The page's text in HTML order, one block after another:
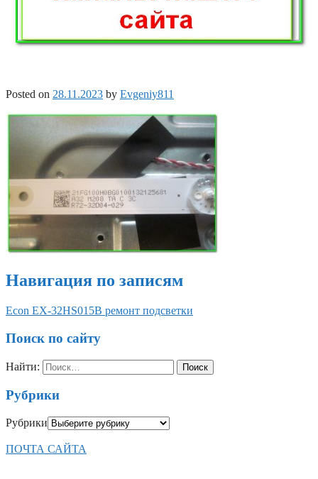
Posted on 28.11.2023 by Evgeniy811
Навигация по записям
Econ EX-32HS015B ремонт подсветки
Поиск по сайту
Найти:
Рубрики
Рубрики
ПОЧТА САЙТА